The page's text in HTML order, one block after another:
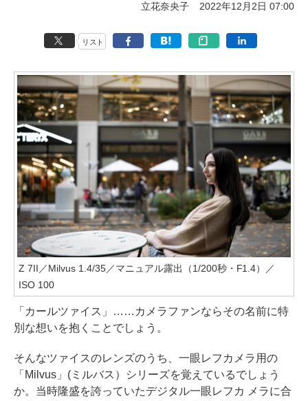
立花奈央子 2022年12月2日 07:00
リスト
Z 7II／Milvus 1.4/35／マニュアル露出（1/200秒・F1.4）／
ISO 100
「カールツァイス」……カメラファンならその名前に特
別な想いを抱くことでしょう。
そんなツァイスのレンズのうち、一眼レフカメラ用の
「Milvus」(ミルバス）シリーズを覚えているでしょう
か。当時隆盛を誇っていたデジタル一眼レフカ メラに合